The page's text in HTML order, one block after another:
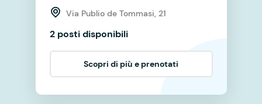
Via Publio de Tommasi, 21
2 posti disponibili
Scopri di più e prenotati